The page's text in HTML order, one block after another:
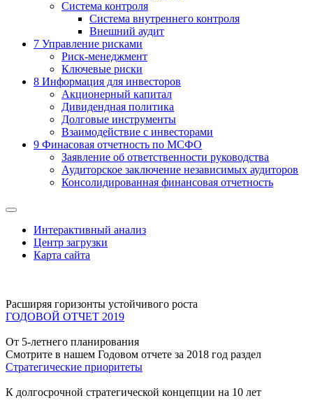
Система контроля
Система внутреннего контроля
Внешний аудит
7 Управление рисками
Риск-менеджмент
Ключевые риски
8 Информация для инвесторов
Акционерный капитал
Дивидендная политика
Долговые инструменты
Взаимодействие с инвеcторами
9 Финасовая отчетность по МСФО
Заявление об ответственности руководства
Аудиторское заключение независимых аудиторов
Консолидированная финансовая отчетность
Интерактивный анализ
Центр загрузки
Карта сайта
Расширяя горизонты устойчивого роста
ГОДОВОЙ ОТЧЕТ 2019
От 5-летнего планирования
Смотрите в нашем Годовом отчете за 2018 год раздел
Стратегические приоритеты
К долгосрочной стратегической концепции на 10 лет